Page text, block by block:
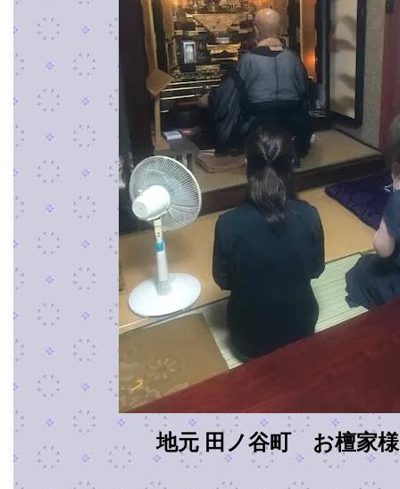
地元 田ノ谷町 お檀家